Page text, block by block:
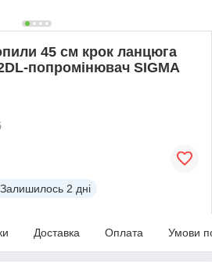
45 см крок ланцюга
попромінювач SIGMA
Залишилось 2 дні
Доставка Оплата Умови